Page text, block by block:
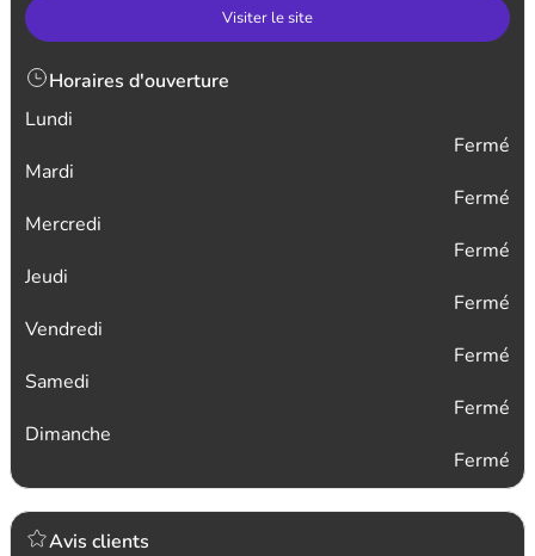
Visiter le site
Horaires d'ouverture
Lundi
Fermé
Mardi
Fermé
Mercredi
Fermé
Jeudi
Fermé
Vendredi
Fermé
Samedi
Fermé
Dimanche
Fermé
Avis clients